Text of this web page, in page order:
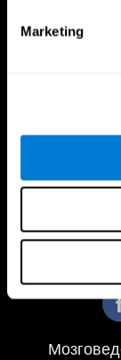
Marketing